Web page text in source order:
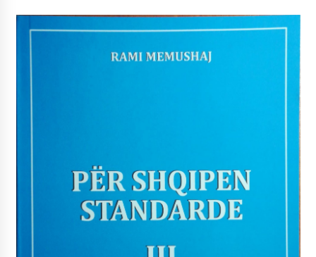
RINDËRTIMIN E VENDIT – NGA ÇIZE XHAFERAJ
06/02/2025